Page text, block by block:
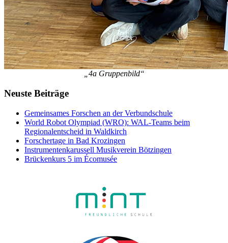
„4a Gruppenbild“
Neuste Beiträge
Gemeinsames Forschen an der Verbundschule
World Robot Olympiad (WRO): WAL-Teams beim
Regionalentscheid in Waldkirch
Forschertage in Bad Krozingen
Instrumentenkarussell Musikverein Bötzingen
Brückenkurs 5 im Écomusée